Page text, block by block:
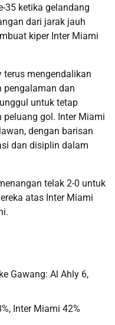
35 ketika gelandang
dari jarak jauh
kiper Inter Miami
terus mengendalikan
pengalaman dan
untuk tetap
gol. Inter Miami
dengan barisan
dan disiplin dalam
telak 2-0 untuk
atas Inter Miami
Gawang: Al Ahly 6,
Inter Miami 42%